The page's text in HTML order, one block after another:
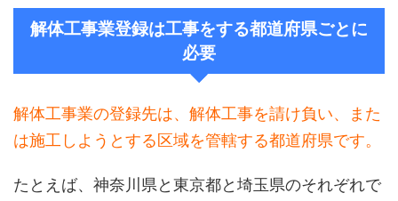
解体工事業登録は工事をする都道府県ごとに
必要
解体工事業の登録先は、解体工事を請け負い、また
は施工しようとする区域を管轄する都道府県です。
たとえば、神奈川県と東京都と埼玉県のそれぞれで